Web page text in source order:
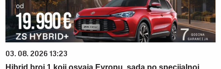
03. 08. 2026 13:23